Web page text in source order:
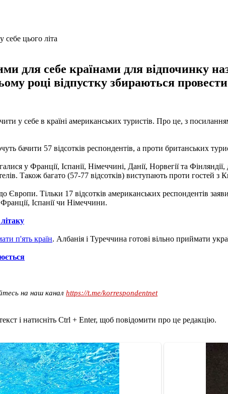
для себе країнами для відпочинку
році відпустку збираються
у себе в країні американських туристів. Про це, з
бачити 57 відсотків респондентів, а проти британських
у Франції, Іспанії, Німеччині, Данії, Норвегії та
Також багато (57-77 відсотків) виступають проти гостей з
Тільки 17 відсотків американських респондентів
Іспанії чи Німеччини.
п'ять країн. Албанія і Туреччина готові вільно приймати
на наш канал https://t.me/korrespondentnet
і натисніть Ctrl + Enter, щоб повідомити про це редакцію.